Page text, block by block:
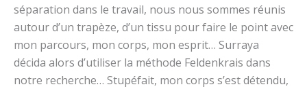
séparation dans le travail, nous nous sommes réunis
autour d’un trapèze, d’un tissu pour faire le point avec
mon parcours, mon corps, mon esprit… Surraya
décida alors d’utiliser la méthode Feldenkrais dans
notre recherche… Stupéfait, mon corps s’est détendu,